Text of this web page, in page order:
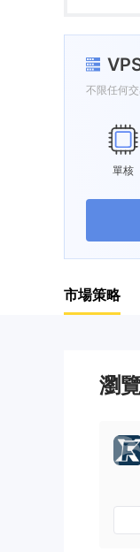
不限任何
單核
市場策略
瀏